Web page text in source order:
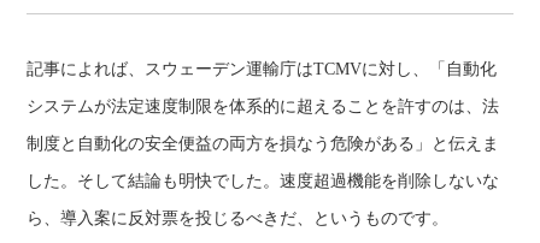
記事によれば、スウェーデン運輸庁はTCMVに対し、「自動化
システムが法定速度制限を体系的に超えることを許すのは、法
制度と自動化の安全便益の両方を損なう危険がある」と伝えま
した。そして結論も明快でした。速度超過機能を削除しないな
ら、導入案に反対票を投じるべきだ、というものです。